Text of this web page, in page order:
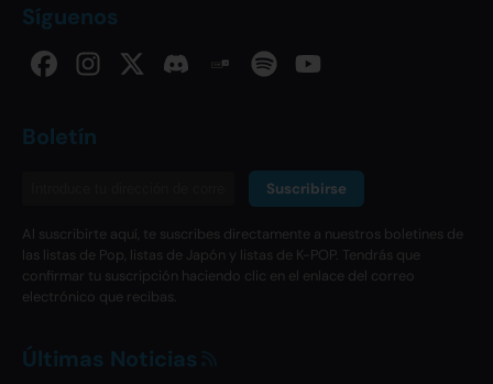
Síguenos
Boletín
Suscribirse
Al suscribirte aquí, te suscribes directamente a nuestros boletines de
las listas de Pop, listas de Japón y listas de K-POP. Tendrás que
confirmar tu suscripción haciendo clic en el enlace del correo
electrónico que recibas.
Últimas Noticias